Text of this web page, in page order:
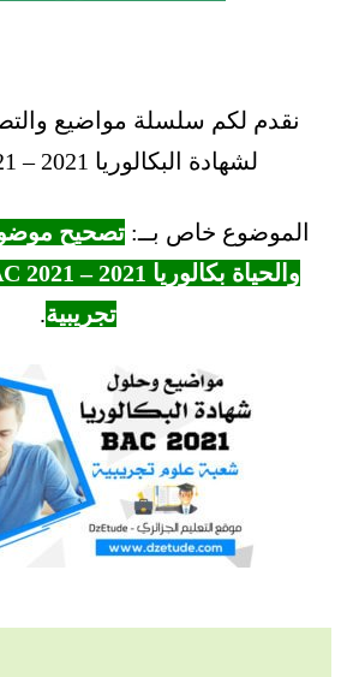
نقدم لكم سلسلة مواضيع
لشهادة البكالوريا 2021 – BAC “2021.
الموضوع خاص بــ: تصحيح
تجريبية.